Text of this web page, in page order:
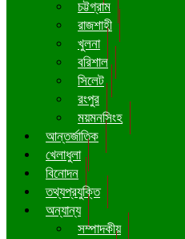
চট্টগ্রাম
রাজশাহী
খুলনা
বরিশাল
সিলেট
রংপুর
ময়মনসিংহ
আন্তর্জাতিক
খেলাধুলা
বিনোদন
তথ্যপ্রযুক্তি
অন্যান্য
সম্পাদকীয়